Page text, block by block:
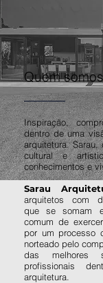
Quem somos
Inspiração,
dentro de uma
arquitetura.
cultural e
conhecimentos e
Sarau
arquitetos com
que se somam
comum de
por um processo
norteado pelo
das melhores
profissionais
arquitetura.